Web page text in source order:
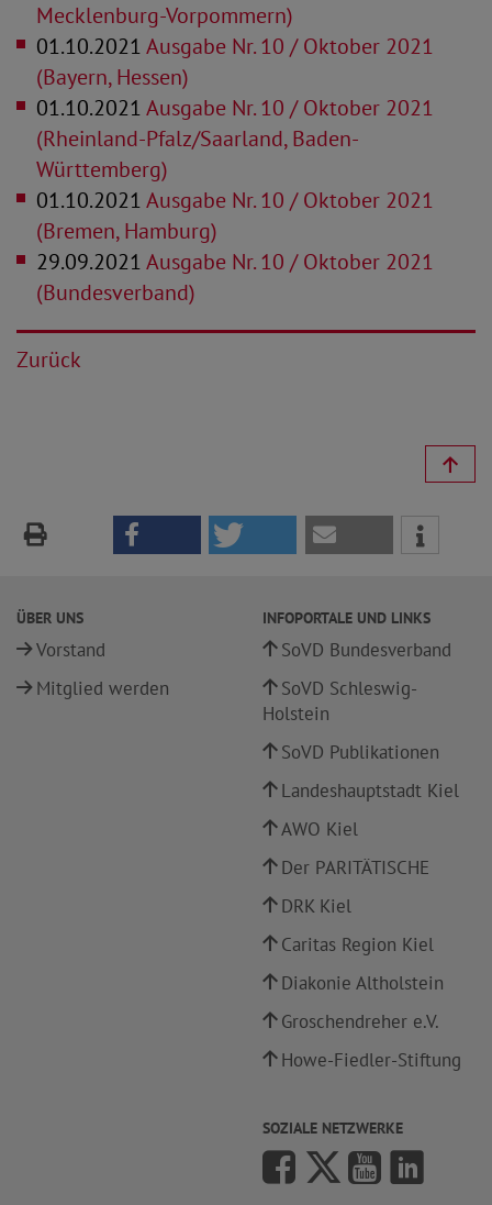
Mecklenburg-Vorpommern)
01.10.2021Ausgabe Nr. 10 / Oktober 2021
(Bayern, Hessen)
01.10.2021Ausgabe Nr. 10 / Oktober 2021
(Rheinland-Pfalz/Saarland, Baden-
Württemberg)
01.10.2021Ausgabe Nr. 10 / Oktober 2021
(Bremen, Hamburg)
29.09.2021Ausgabe Nr. 10 / Oktober 2021
(Bundesverband)
Zurück
ÜBER UNS
Vorstand
Mitglied werden
INFOPORTALE UND LINKS
SoVD Bundesverband
SoVD Schleswig-
Holstein
SoVD Publikationen
Landeshauptstadt Kiel
AWO Kiel
Der PARITÄTISCHE
DRK Kiel
Caritas Region Kiel
Diakonie Altholstein
Groschendreher e.V.
Howe-Fiedler-Stiftung
SOZIALE NETZWERKE